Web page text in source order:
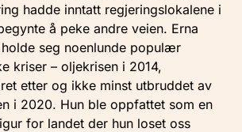
hadde inntatt regjeringslokalene i
å peke andre veien. Erna
seg noenlunde populær
kriser – oljekrisen i 2014,
etter og ikke minst utbruddet av
i 2020. Hun ble oppfattet som en
for landet der hun loset oss